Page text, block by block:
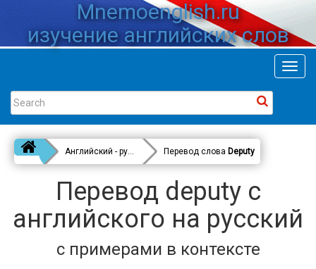
Mnemoenglish.ru
изучение английских слов
Английский - русский Перевод слова Deputy
Перевод deputy с
английского на русский
с примерами в контексте